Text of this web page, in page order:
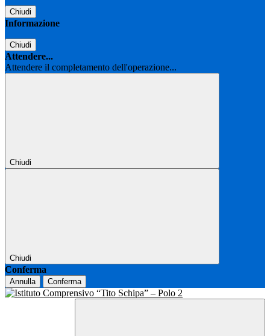
Chiudi
Informazione
Chiudi
Attendere...
Attendere il completamento dell'operazione...
Chiudi
Chiudi
Conferma
Annulla Conferma